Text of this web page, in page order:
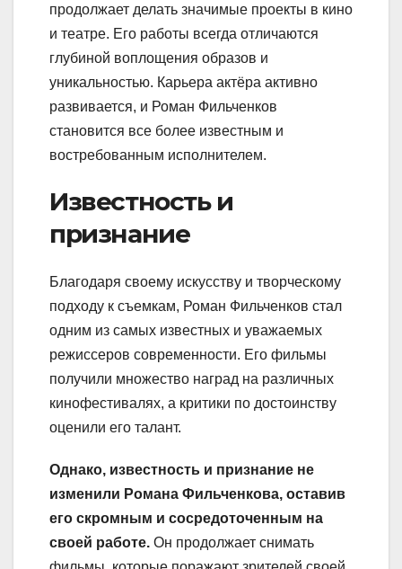
продолжает делать значимые проекты в кино
и театре. Его работы всегда отличаются
глубиной воплощения образов и
уникальностью. Карьера актёра активно
развивается, и Роман Фильченков
становится все более известным и
востребованным исполнителем.
Известность и
признание
Благодаря своему искусству и творческому
подходу к съемкам, Роман Фильченков стал
одним из самых известных и уважаемых
режиссеров современности. Его фильмы
получили множество наград на различных
кинофестивалях, а критики по достоинству
оценили его талант.
Однако, известность и признание не
изменили Романа Фильченкова, оставив
его скромным и сосредоточенным на
своей работе. Он продолжает снимать